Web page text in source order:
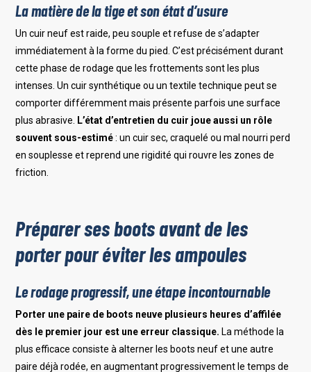
La matière de la tige et son état d’usure
Un cuir neuf est raide, peu souple et refuse de s’adapter
immédiatement à la forme du pied. C’est précisément durant
cette phase de rodage que les frottements sont les plus
intenses. Un cuir synthétique ou un textile technique peut se
comporter différemment mais présente parfois une surface
plus abrasive. L’état d’entretien du cuir joue aussi un rôle
souvent sous-estimé: un cuir sec, craquelé ou mal nourri perd
en souplesse et reprend une rigidité qui rouvre les zones de
friction.
Préparer ses boots avant de les
porter pour éviter les ampoules
Le rodage progressif, une étape incontournable
Porter une paire de boots neuve plusieurs heures d’affilée
dès le premier jour est une erreur classique. La méthode la
plus efficace consiste à alterner les boots neuf et une autre
paire déjà rodée, en augmentant progressivement le temps de